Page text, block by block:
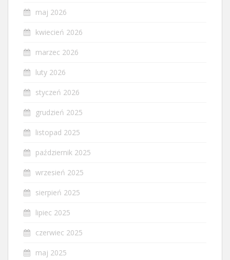
maj 2026
kwiecień 2026
marzec 2026
luty 2026
styczeń 2026
grudzień 2025
listopad 2025
październik 2025
wrzesień 2025
sierpień 2025
lipiec 2025
czerwiec 2025
maj 2025